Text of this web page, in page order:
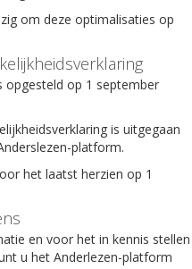
om deze optimalisaties op
opgesteld op 1 september
is uitgegaan
platform.
het laatst herzien op 1
en voor het in kennis stellen
u het Anderlezen-platform